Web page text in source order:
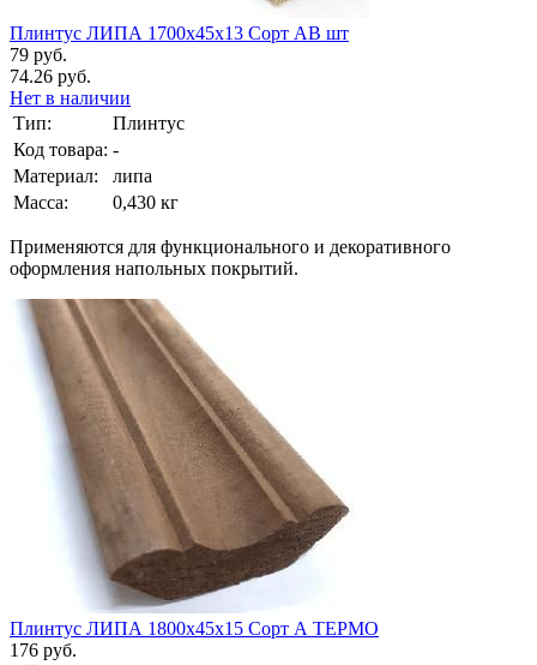
Плинтус ЛИПА 1700х45х13 Сорт АВ шт
79 руб.
74.26 руб.
Нет в наличии
Тип:
Плинтус
Код товара: -
Материал:
липа
Масса:
0,430 кг
Применяются для функционального и декоративного
оформления напольных покрытий.
Плинтус ЛИПА 1800х45х15 Сорт А ТЕРМО
176 руб.